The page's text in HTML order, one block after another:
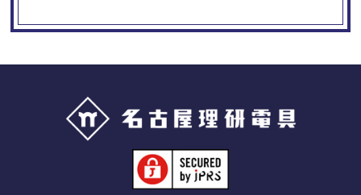
Googleアナリティクスの使用につい
当サイトでは、より良いサービスの提供、またユーザビリ
ティの向上のため、Googleアナリティクスを使用し、当サ
イトの利用状況などのデータ収集及び解析を行っておりま
す。その際、「Cookie」を通じて、Googleがお客様のIPア
ドレスなどの情報を収集する場合がありますが、
「Cookie」で収集される情報は個人を特定できるものでは